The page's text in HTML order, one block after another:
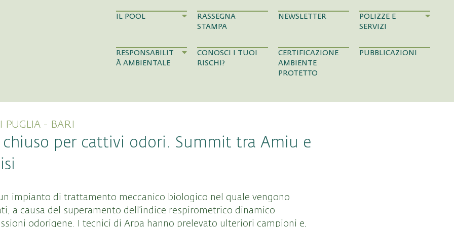
IL POOL
RASSEGNA
STAMPA
NEWSLETTER
POLIZZE E
SERVIZI
RESPONSABILIT
À AMBIENTALE
CONOSCI I TUOI
RISCHI?
CERTIFICAZIONE
AMBIENTE
PROTETTO
PUBBLICAZIONI
- BARI
per cattivi odori. Summit tra Amiu e
impianto di trattamento meccanico biologico nel quale vengono
a causa del superamento dell’indice respirometrico dinamico
odorigene. I tecnici di Arpa hanno prelevato ulteriori campioni e,